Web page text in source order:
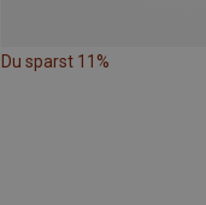
Du sparst 11%